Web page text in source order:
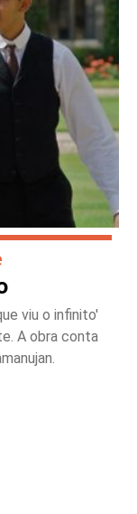
viu o infinito'
A obra conta